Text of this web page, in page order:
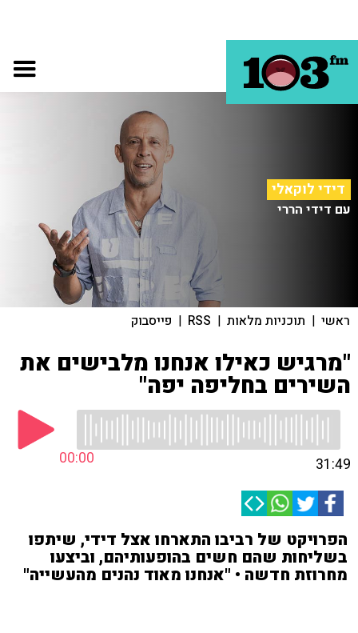
דידי לוקאלי
עם דידי הררי
ראשי | תוכניות מלאות |
RSS
| פייסבוק
"מרגיש כאילו אנחנו מלבישים את
השירים בחליפה יפה"
00:00 31:49
הפרויקט של רביבו התארחו אצל דידי, שיתפו
בשליחות שהם חשים בהופעותיהם, וביצעו
מחרוזת חדשה • "אנחנו מאוד נהנים מהעשייה"